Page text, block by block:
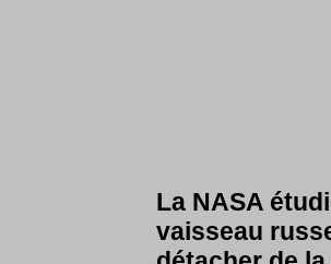
La NASA
vaisseau